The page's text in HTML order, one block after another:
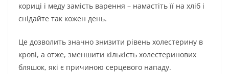
кориці і меду замість варення – намастіть її на хліб і
снідайте так кожен день.
Це дозволить значно знизити рівень холестерину в
крові, а отже, зменшити кількість холестеринових
бляшок, які є причиною серцевого нападу.